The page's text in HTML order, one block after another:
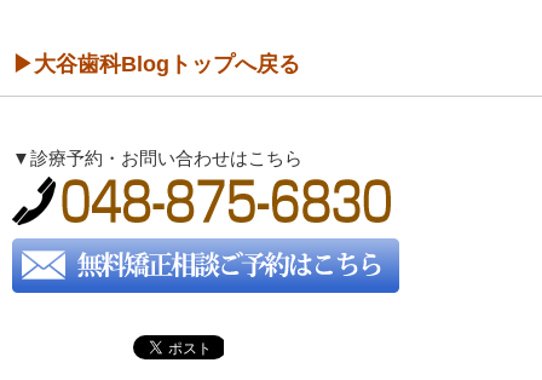
▶大谷歯科Blogトップへ戻る
▼診療予約・お問い合わせはこちら